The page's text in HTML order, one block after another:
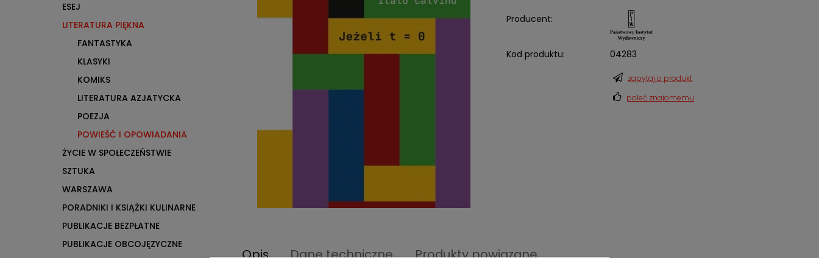
ESEJ
LITERATURA PIĘKNA
FANTASTYKA
KLASYKI
KOMIKS
LITERATURA AZJATYCKA
POEZJA
POWIEŚĆ I OPOWIADANIA
ŻYCIE W SPOŁECZEŃSTWIE
SZTUKA
WARSZAWA
PORADNIKI I KSIĄŻKI KULINARNE
PUBLIKACJE BEZPŁATNE
PUBLIKACJE OBCOJĘZYCZNE
Producent:
Kod produktu: 04283
zapytaj o produkt
poleć znajomemu
Opis Dane techniczne Produkty powiązane